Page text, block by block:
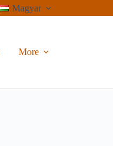
Magyar
More